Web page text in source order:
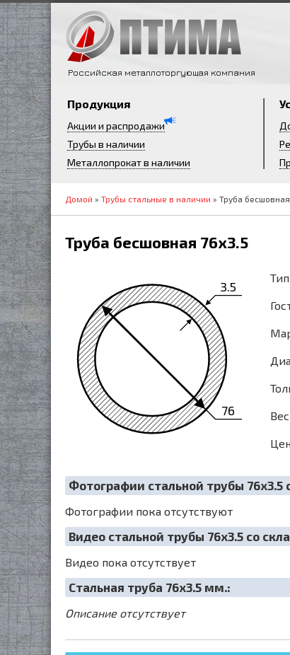
Российская металлоторгующая компания
Продукция
Акции и распродажи
Трубы в наличии
Металлопрокат в наличии
Домой » Трубы стальные в наличии » Труба
Труба бесшовная 76х3.5
76
3.5
Фотографии стальной трубы 76х3.5
Фотографии пока отсутствуют
Видео стальной трубы 76х3.5 со
Видео пока отсутствует
Cтальная труба 76х3.5 мм.:
Описание отсутствует